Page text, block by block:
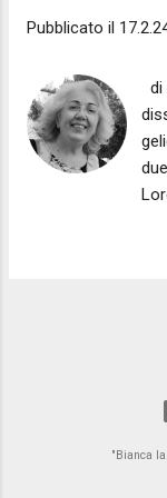
Pubblicato il
di
"Bianca